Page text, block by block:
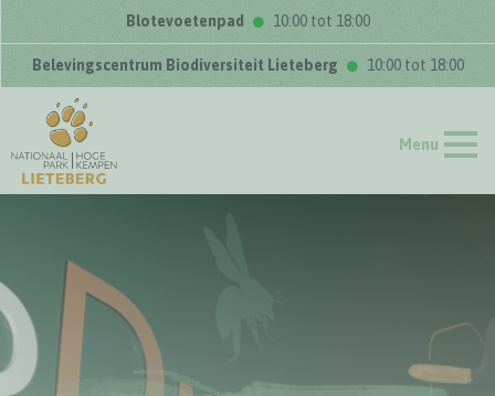
Blotevoetenpad 10:00 tot 18:00
Belevingscentrum Biodiversiteit Lieteberg 10:00 tot 18:00
Menu